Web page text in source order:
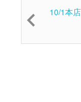
10/1本